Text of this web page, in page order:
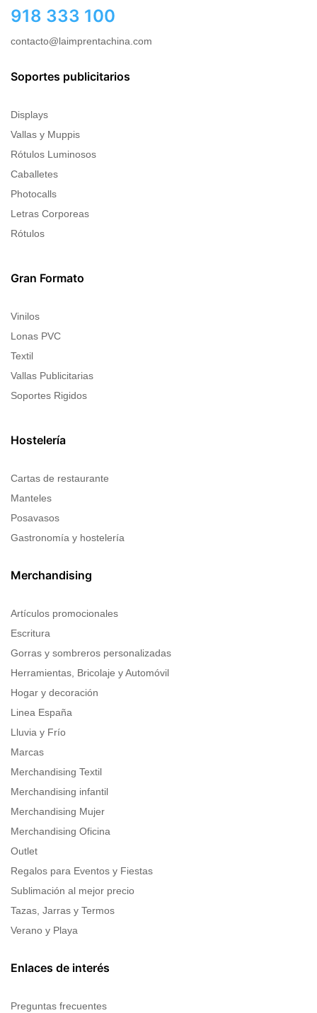
918 333 100
contacto@laimprentachina.com
Soportes publicitarios
Displays
Vallas y Muppis
Rótulos Luminosos
Caballetes
Photocalls
Letras Corporeas
Rótulos
Gran Formato
Vinilos
Lonas PVC
Textil
Vallas Publicitarias
Soportes Rigidos
Hostelería
Cartas de restaurante
Manteles
Posavasos
Gastronomía y hostelería
Merchandising
Artículos promocionales
Escritura
Gorras y sombreros personalizadas
Herramientas, Bricolaje y Automóvil
Hogar y decoración
Linea España
Lluvia y Frío
Marcas
Merchandising Textil
Merchandising infantil
Merchandising Mujer
Merchandising Oficina
Outlet
Regalos para Eventos y Fiestas
Sublimación al mejor precio
Tazas, Jarras y Termos
Verano y Playa
Enlaces de interés
Preguntas frecuentes